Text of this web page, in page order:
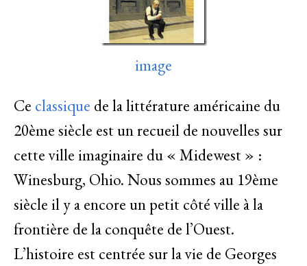
image
Ce classique de la littérature américaine du
20ème siècle est un recueil de nouvelles sur
cette ville imaginaire du « Midewest » :
Winesburg, Ohio. Nous sommes au 19ème
siècle il y a encore un petit côté ville à la
frontière de la conquête de l’Ouest.
L’histoire est centrée sur la vie de Georges